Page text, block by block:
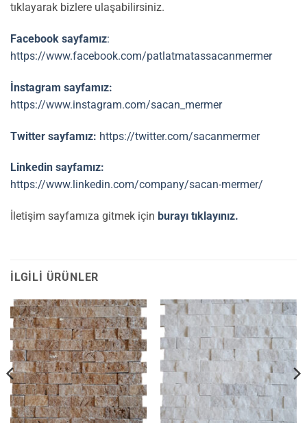
tıklayarak bizlere ulaşabilirsiniz.
Facebook sayfamız:
https://www.facebook.com/patlatmatassacanmermer
İnstagram sayfamız:
https://www.instagram.com/sacan_mermer
Twitter sayfamız: https://twitter.com/sacanmermer
Linkedin sayfamız:
https://www.linkedin.com/company/sacan-mermer/
İletişim sayfamıza gitmek için burayı tıklayınız.
İLGILI ÜRÜNLER